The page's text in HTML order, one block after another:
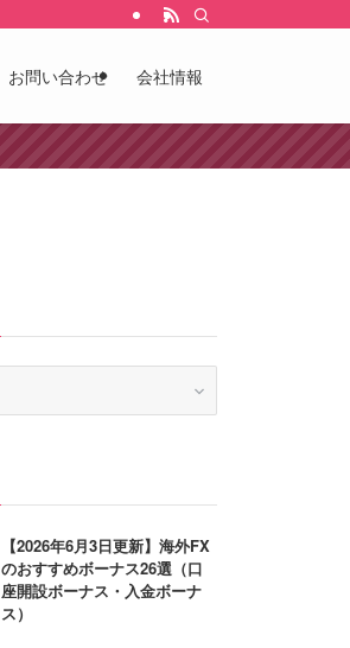
お問い合わせ 会社情報
【2026年6月3日更新】海外FX
のおすすめボーナス26選（口
座開設ボーナス・入金ボーナ
ス）